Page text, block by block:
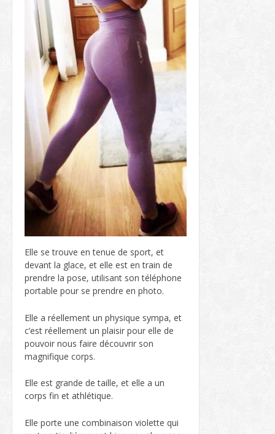
Elle se trouve en tenue de sport, et
devant la glace, et elle est en train de
prendre la pose, utilisant son téléphone
portable pour se prendre en photo.
Elle a réellement un physique sympa, et
c’est réellement un plaisir pour elle de
pouvoir nous faire découvrir son
magnifique corps.
Elle est grande de taille, et elle a un
corps fin et athlétique.
Elle porte une combinaison violette qui